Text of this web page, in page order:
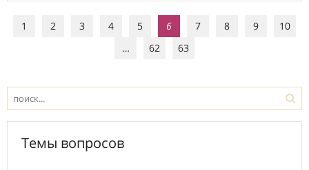
1 2 3 4 5 6 7 8 9
10
…
62 63
Темы вопросов